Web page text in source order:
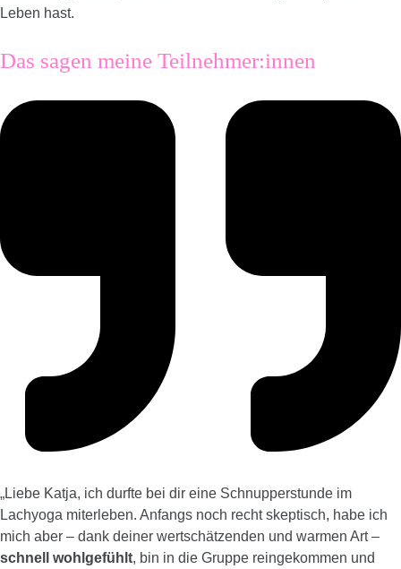
Leben hast.
Das sagen meine Teilnehmer:innen
„Liebe Katja, ich durfte bei dir eine Schnupperstunde im
Lachyoga miterleben. Anfangs noch recht skeptisch, habe ich
mich aber – dank deiner wertschätzenden und warmen Art –
schnell wohlgefühlt, bin in die Gruppe reingekommen und